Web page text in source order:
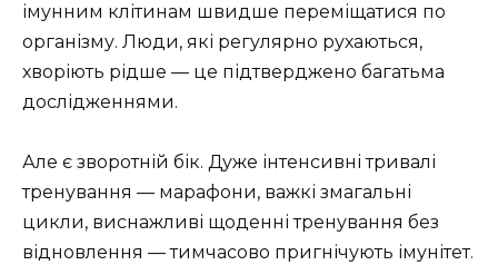
імунним клітинам швидше переміщатися по
організму. Люди, які регулярно рухаються,
хворіють рідше — це підтверджено багатьма
дослідженнями.
Але є зворотній бік. Дуже інтенсивні тривалі
тренування — марафони, важкі змагальні
цикли, виснажливі щоденні тренування без
відновлення — тимчасово пригнічують імунітет.